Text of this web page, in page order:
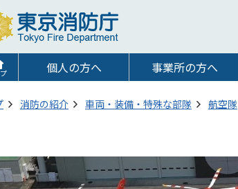
個人の方へ 事業所の方へ
消防の紹介 車両・装備・特殊な部隊 航空隊